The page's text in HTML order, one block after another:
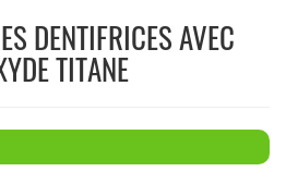
DENTIFRICES AVEC
TITANE